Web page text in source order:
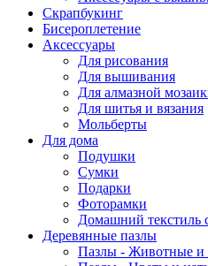
Скрапбукинг
Бисероплетение
Аксессуары
Для рисования
Для вышивания
Для алмазной
Для шитья и вязания
Мольберты
Для дома
Подушки
Сумки
Подарки
Фоторамки
Домашний текстиль
Деревянные пазлы
Пазлы - Животные и